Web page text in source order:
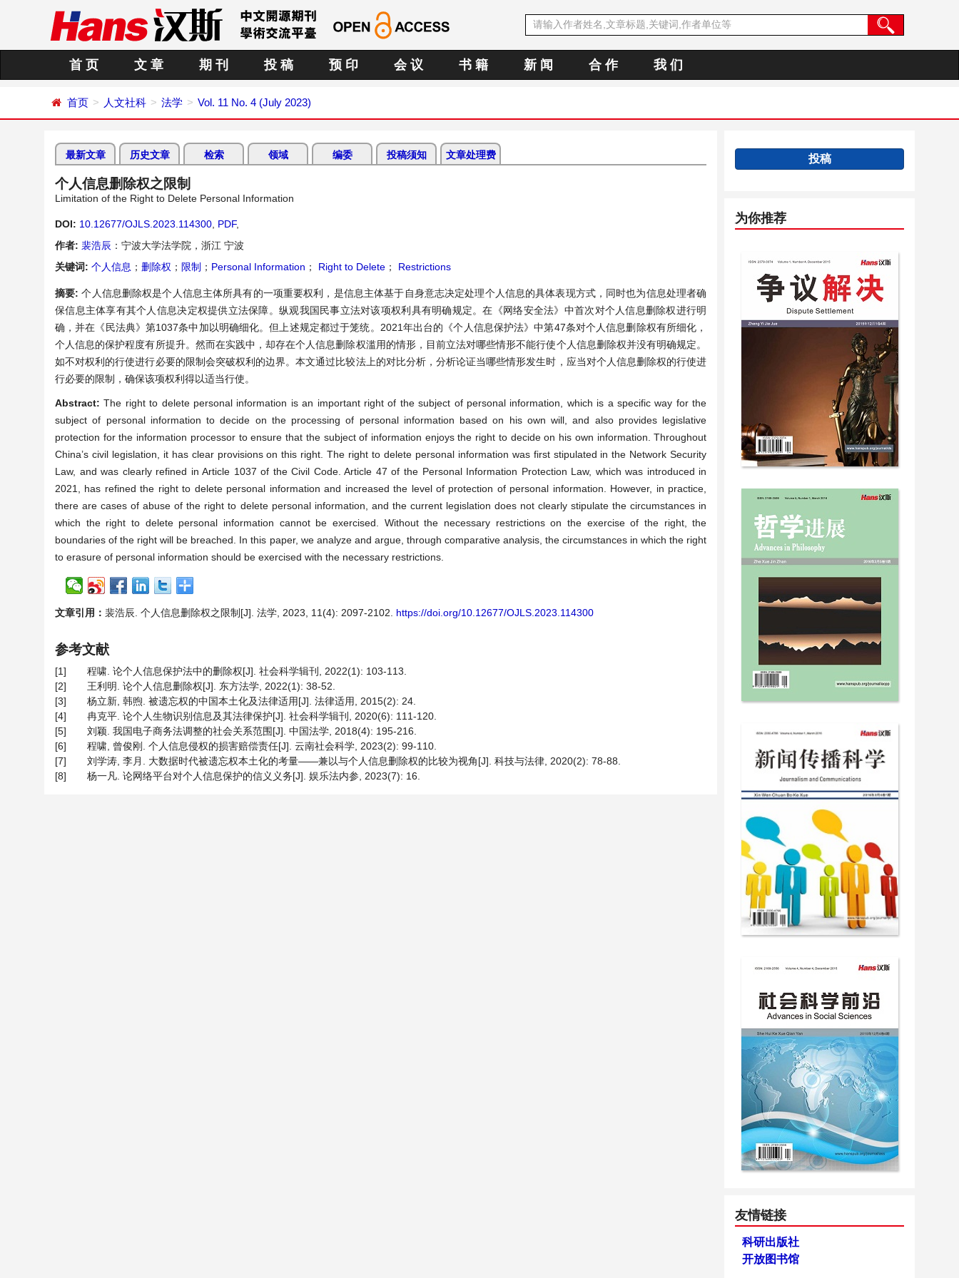
首 页 文 章 期 刊 投 稿 预 印 会 议 书 籍 新 闻 合 作 我 们
首页 人文社科 法学 Vol. 11 No. 4 (July 2023)
最新文章 历史文章 检索 领域 编委 投稿须知 文章处理费
个人信息删除权之限制
Limitation of the Right to Delete Personal Information
DOI: 10.12677/OJLS.2023.114300 PDF,
作者: 裴浩辰 ：宁波大学法学院，浙江 宁波
关键词: 个人信息 ； 删除权 ； 限制 ； Personal Information ； Right to Delete ； Restrictions
摘要:个人信息删除权是个人信息主体所具有的一项重要权利，是信息主体基于自身意志决定处理个人信息的具体表现方式，同时也为信息处理者确
保信息主体享有其个人信息决定权提供立法保障。纵观我国民事立法对该项权利具有明确规定。在《网络安全法》中首次对个人信息删除权进行明
确，并在《民法典》第1037条中加以明确细化。但上述规定都过于笼统。2021年出台的《个人信息保护法》中第47条对个人信息删除权有所细化，
个人信息的保护程度有所提升。然而在实践中，却存在个人信息删除权滥用的情形，目前立法对哪些情形不能行使个人信息删除权并没有明确规定。
如不对权利的行使进行必要的限制会突破权利的边界。本文通过比较法上的对比分析，分析论证当哪些情形发生时，应当对个人信息删除权的行使进
行必要的限制，确保该项权利得以适当行使。
Abstract:The right to delete personal information is an important right of the subject of personal information, which is a specific way for the
subject of personal information to decide on the processing of personal information based on his own will, and also provides legislative
protection for the information processor to ensure that the subject of information enjoys the right to decide on his own information. Throughout
China’s civil legislation, it has clear provisions on this right. The right to delete personal information was first stipulated in the Network Security
Law, and was clearly refined in Article 1037 of the Civil Code. Article 47 of the Personal Information Protection Law, which was introduced in
2021, has refined the right to delete personal information and increased the level of protection of personal information. However, in practice,
there are cases of abuse of the right to delete personal information, and the current legislation does not clearly stipulate the circumstances in
which the right to delete personal information cannot be exercised. Without the necessary restrictions on the exercise of the right, the
boundaries of the right will be breached. In this paper, we analyze and argue, through comparative analysis, the circumstances in which the right
to erasure of personal information should be exercised with the necessary restrictions.
文章引用： 裴浩辰. 个人信息删除权之限制[J]. 法学, 2023, 11(4): 2097-2102. https://doi.org/10.12677/OJLS.2023.114300
参考文献
[1]
程啸. 论个人信息保护法中的删除权[J]. 社会科学辑刊, 2022(1): 103-113.
[2]
王利明. 论个人信息删除权[J]. 东方法学, 2022(1): 38-52.
[3]
杨立新, 韩煦. 被遗忘权的中国本土化及法律适用[J]. 法律适用, 2015(2): 24.
[4]
冉克平. 论个人生物识别信息及其法律保护[J]. 社会科学辑刊, 2020(6): 111-120.
[5]
刘颖. 我国电子商务法调整的社会关系范围[J]. 中国法学, 2018(4): 195-216.
[6]
程啸, 曾俊刚. 个人信息侵权的损害赔偿责任[J]. 云南社会科学, 2023(2): 99-110.
[7]
刘学涛, 李月. 大数据时代被遗忘权本土化的考量——兼以与个人信息删除权的比较为视角[J]. 科技与法律, 2020(2): 78-88.
[8]
杨一凡. 论网络平台对个人信息保护的信义义务[J]. 娱乐法内参, 2023(7): 16.
投稿
为你推荐
友情链接
科研出版社
开放图书馆